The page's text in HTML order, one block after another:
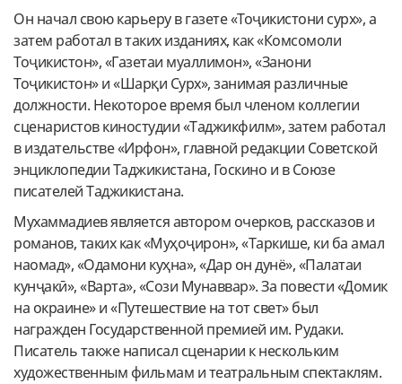
Он начал свою карьеру в газете «Тоҷикистони сурх», а
затем работал в таких изданиях, как «Комсомоли
Тоҷикистон», «Газетаи муаллимон», «Занони
Тоҷикистон» и «Шарқи Сурх», занимая различные
должности. Некоторое время был членом коллегии
сценаристов киностудии «Таджикфилм», затем работал
в издательстве «Ирфон», главной редакции Советской
энциклопедии Таджикистана, Госкино и в Союзе
писателей Таджикистана.
Мухаммадиев является автором очерков, рассказов и
романов, таких как «Муҳоҷирон», «Таркише, ки ба амал
наомад», «Одамони куҳна», «Дар он дунё», «Палатаи
кунҷакӣ», «Варта», «Сози Мунаввар». За повести «Домик
на окраине» и «Путешествие на тот свет» был
награжден Государственной премией им. Рудаки.
Писатель также написал сценарии к нескольким
художественным фильмам и театральным спектаклям.